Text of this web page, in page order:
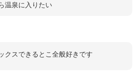
温泉に入りたい
クスできるとこ全般好きです